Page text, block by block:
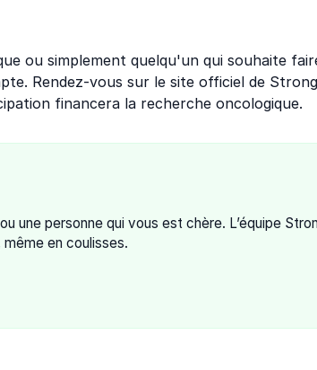
ou simplement quelqu'un qui souhaite
Rendez-vous sur le site officiel de
financera la recherche oncologique.
une personne qui vous est chère. L’équipe
en coulisses.